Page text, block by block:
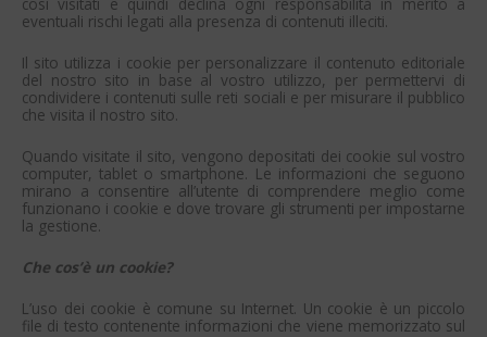
eventuali rischi legati alla presenza di contenuti illeciti.
Il sito utilizza i cookie per personalizzare il contenuto editoriale
del nostro sito in base al vostro utilizzo, per permettervi di
condividere i contenuti sulle reti sociali e per misurare il pubblico
che visita il nostro sito.
Quando visitate il sito, vengono depositati dei cookie sul vostro
computer, tablet o smartphone. Le informazioni che seguono
mirano a consentire all’utente di comprendere meglio come
funzionano i cookie e dove trovare gli strumenti per impostarne
la gestione.
Che cos’è un cookie?
L’uso dei cookie è comune su Internet. Un cookie è un piccolo
file di testo contenente informazioni che viene memorizzato sul